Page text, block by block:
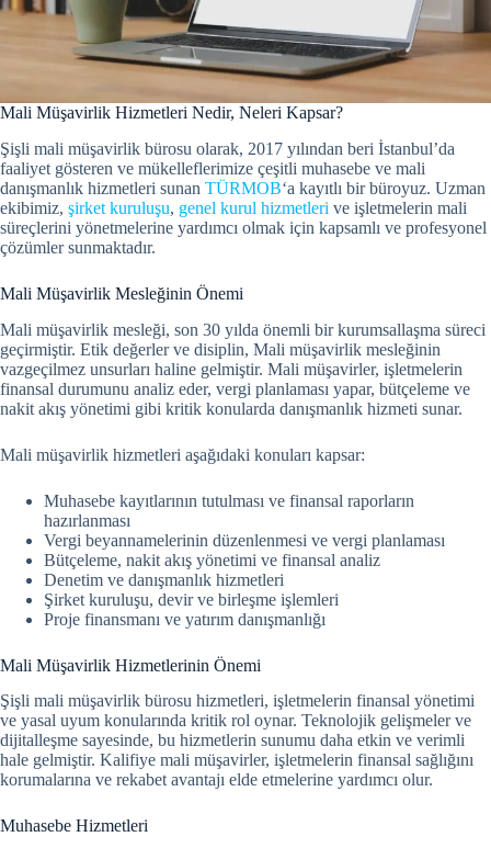
Mali Müşavirlik Hizmetleri Nedir, Neleri Kapsar?
Şişli mali müşavirlik bürosu olarak, 2017 yılından beri İstanbul’da
faaliyet gösteren ve mükelleflerimize çeşitli muhasebe ve mali
danışmanlık hizmetleri sunan TÜRMOB‘a kayıtlı bir büroyuz. Uzman
ekibimiz, şirket kuruluşu, genel kurul hizmetleri ve işletmelerin mali
süreçlerini yönetmelerine yardımcı olmak için kapsamlı ve profesyonel
çözümler sunmaktadır.
Mali Müşavirlik Mesleğinin Önemi
Mali müşavirlik mesleği, son 30 yılda önemli bir kurumsallaşma süreci
geçirmiştir. Etik değerler ve disiplin, Mali müşavirlik mesleğinin
vazgeçilmez unsurları haline gelmiştir. Mali müşavirler, işletmelerin
finansal durumunu analiz eder, vergi planlaması yapar, bütçeleme ve
nakit akış yönetimi gibi kritik konularda danışmanlık hizmeti sunar.
Mali müşavirlik hizmetleri aşağıdaki konuları kapsar:
Muhasebe kayıtlarının tutulması ve finansal raporların
hazırlanması
Vergi beyannamelerinin düzenlenmesi ve vergi planlaması
Bütçeleme, nakit akış yönetimi ve finansal analiz
Denetim ve danışmanlık hizmetleri
Şirket kuruluşu, devir ve birleşme işlemleri
Proje finansmanı ve yatırım danışmanlığı
Mali Müşavirlik Hizmetlerinin Önemi
Şişli mali müşavirlik bürosu hizmetleri, işletmelerin finansal yönetimi
ve yasal uyum konularında kritik rol oynar. Teknolojik gelişmeler ve
dijitalleşme sayesinde, bu hizmetlerin sunumu daha etkin ve verimli
hale gelmiştir. Kalifiye mali müşavirler, işletmelerin finansal sağlığını
korumalarına ve rekabet avantajı elde etmelerine yardımcı olur.
Muhasebe Hizmetleri